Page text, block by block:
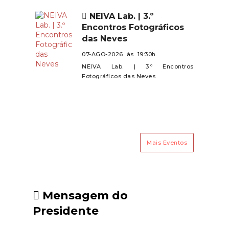
com a presença de todos neste
encontro especial!
NEIVA Lab. | 3.º
Encontros Fotográficos
das Neves
07-AGO-2026 às 19:30h.
NEIVA Lab. | 3.º Encontros
Fotográficos das Neves
Mais Eventos
Mensagem do
Presidente